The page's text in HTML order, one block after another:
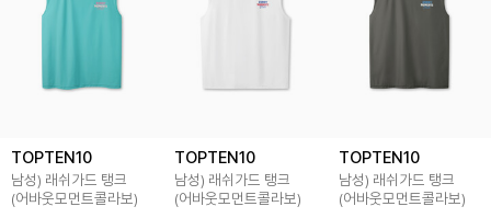
TOPTEN10
남성) 래쉬가드 탱크
(어바웃모먼트콜라보)
TOPTEN10
남성) 래쉬가드 탱크
(어바웃모먼트콜라보)
TOPTEN10
남성) 래쉬가드 탱크
(어바웃모먼트콜라보)